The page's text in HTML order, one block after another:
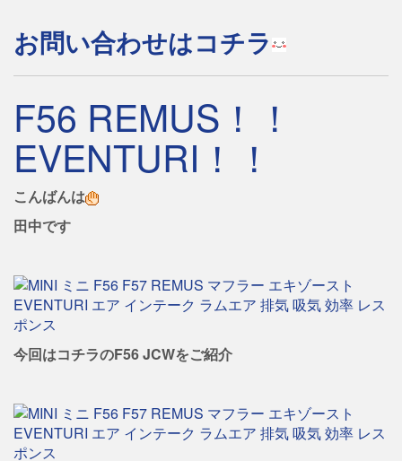
お問い合わせはコチラ
F56 REMUS！！
EVENTURI！！
こんばんは
田中です
今回はコチラのF56 JCWをご紹介